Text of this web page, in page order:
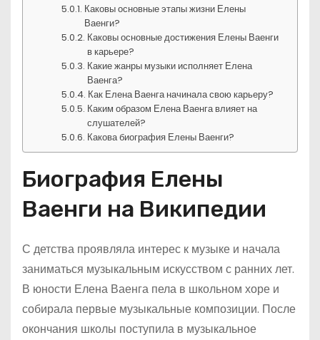
Каковы основные этапы жизни Елены
Ваенги?
Каковы основные достижения Елены Ваенги
в карьере?
Какие жанры музыки исполняет Елена
Ваенга?
Как Елена Ваенга начинала свою карьеру?
Каким образом Елена Ваенга влияет на
слушателей?
Какова биография Елены Ваенги?
Биография Елены
Ваенги на Википедии
С детства проявляла интерес к музыке и начала
заниматься музыкальным искусством с ранних лет.
В юности Елена Ваенга пела в школьном хоре и
собирала первые музыкальные композиции. После
окончания школы поступила в музыкальное